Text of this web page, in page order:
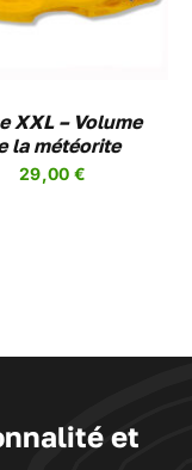
XXL – Volume
la météorite
29,00 €
et